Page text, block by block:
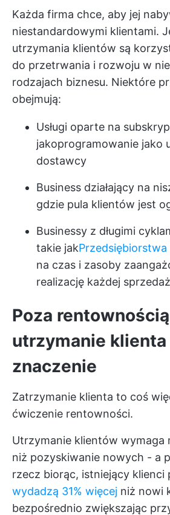
Każda firma chce, aby jej
niestandardowymi klientami.
utrzymania klientów są
do przetrwania i rozwoju w
rodzajach biznesu. Niektóre
obejmują:
Usługi oparte na
jakoprogramowanie jako
dostawcy
Business działający na
gdzie pula klientów jest
Businessy z długimi
takie jakPrzedsiębiorstwa
na czas i zasoby
realizację każdej
Poza
utrzymanie klienta
znaczenie
Zatrzymanie klienta to coś
ćwiczenie rentowności.
Utrzymanie klientów wymaga
niż pozyskiwanie nowych - a
rzecz biorąc, istniejący klienci
wydadzą 31% więcej niż nowi
bezpośrednio zwiększając